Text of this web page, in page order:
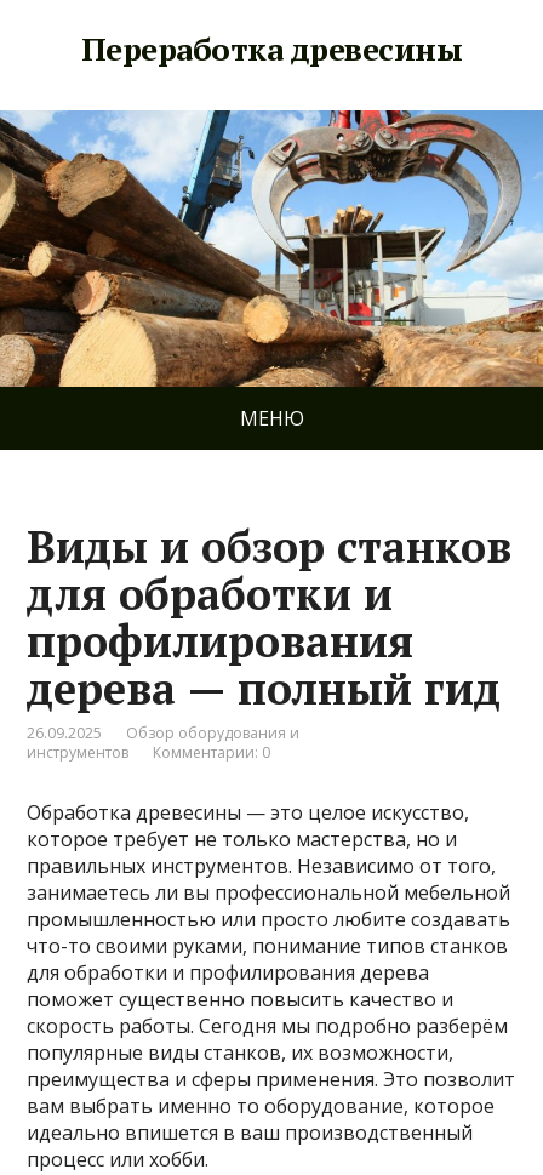
Переработка древесины
МЕНЮ
Виды и обзор станков
для обработки и
профилирования
дерева — полный гид
26.09.2025
Обзор оборудования и
инструментов
Комментарии: 0
Обработка древесины — это целое искусство,
которое требует не только мастерства, но и
правильных инструментов. Независимо от того,
занимаетесь ли вы профессиональной мебельной
промышленностью или просто любите создавать
что-то своими руками, понимание типов станков
для обработки и профилирования дерева
поможет существенно повысить качество и
скорость работы. Сегодня мы подробно разберём
популярные виды станков, их возможности,
преимущества и сферы применения. Это позволит
вам выбрать именно то оборудование, которое
идеально впишется в ваш производственный
процесс или хобби.